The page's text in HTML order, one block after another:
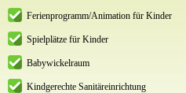
Ferienprogramm/Animation für Kinder
Spielplätze für Kinder
Babywickelraum
Kindgerechte Sanitäreinrichtung